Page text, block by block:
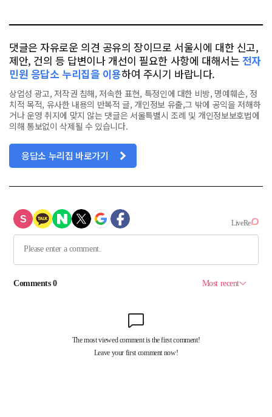
댓글은 자유로운 의견 공유의 장이므로 서울시에 대한 신고,
제안, 건의 등 답변이나 개선이 필요한 사항에 대해서는 전자
민원 응답소 누리집을 이용하여 주시기 바랍니다.
상업성 광고, 저작권 침해, 저속한 표현, 특정인에 대한 비방, 명예훼손, 정
치적 목적, 유사한 내용의 반복적 글, 개인정보 유출,그 밖에 공익을 저해하
거나 운영 취지에 맞지 않는 댓글은 서울특별시 조례 및 개인정보보호법에
의해 통보없이 삭제될 수 있습니다.
응답소 누리집 바로가기